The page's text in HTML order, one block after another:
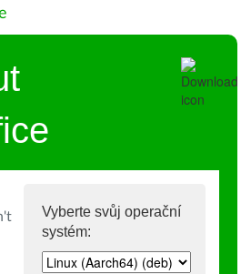
Vyberte svůj operační
systém: